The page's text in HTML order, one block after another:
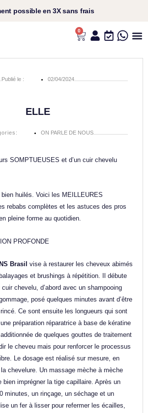
possible en3X sans frais​
0
Panier
Publié le : 02/04/2024
ELLE
: ON PARLE DE NOUS
SOMPTUEUSES et d’un cuir chevelu
huilés. Voici les MEILLEURES
rebabs complètes et les astuces des pros
pleine forme au quotidien.
PROFONDE
Brasil vise à restaurer les cheveux abimés
et brushings à répétition. Il débute
chevelu, d’abord avec un shampooing
posé quelques minutes avant d’être
Ce sont ensuite les longueurs qui sont
préparation réparatrice à base de kératine
de quelques gouttes de traitement
le cheveu mais pour renforcer le processus
Le dosage est réalisé sur mesure, en
chevelure. Un massage mèche à mèche
bien imprégner la tige capillaire. Après un
minutes, un rinçage, un séchage et un
un fer à lisser pour refermer les écailles,